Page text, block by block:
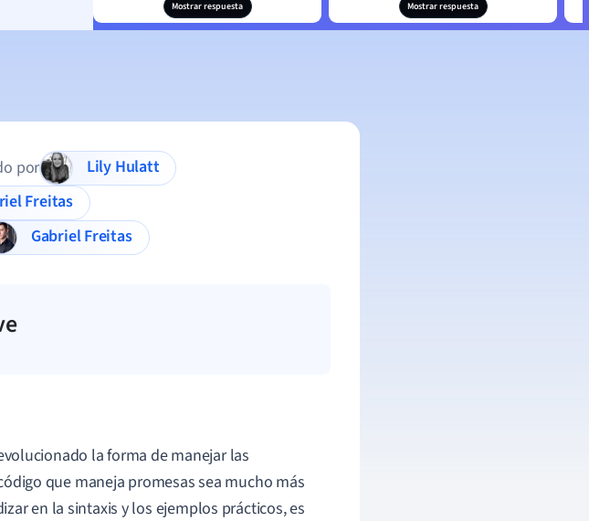
Mostrar respuesta Mostrar respuesta
por
Lily Hulatt
Freitas
Gabriel Freitas
la forma de manejar las
que maneja promesas sea mucho más
en la sintaxis y los ejemplos prácticos, es